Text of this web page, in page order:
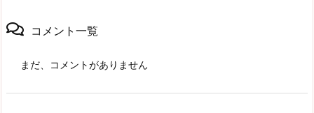
コメント一覧
まだ、コメントがありません